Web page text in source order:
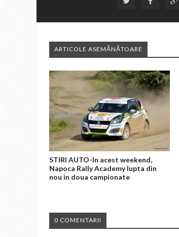
ARTICOLE ASEMĂNĂTOARE
STIRI AUTO-In acest weekend,
Napoca Rally Academy lupta din
nou in doua campionate
0 COMENTARII